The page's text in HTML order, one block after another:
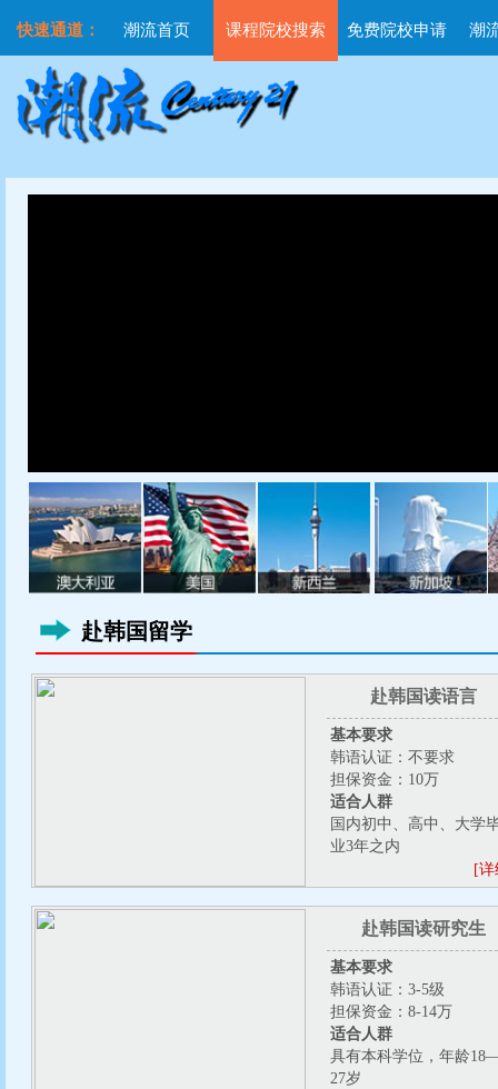
快速通道： 潮流首页 课程院校搜索 免费院校申请 潮
赴韩国留学
赴韩国读语言
基本要求
韩语认证：不要求
担保资金：10万
适合人群
国内初中、高中、大学
业3年之内
[
赴韩国读研究生
基本要求
韩语认证：3-5级
担保资金：8-14万
适合人群
具有本科学位，年龄
27岁